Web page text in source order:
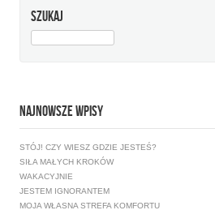
SZUKAJ
SZUKAJ:
NAJNOWSZE WPISY
STÓJ! CZY WIESZ GDZIE JESTEŚ?
SIŁA MAŁYCH KROKÓW
WAKACYJNIE
JESTEM IGNORANTEM
MOJA WŁASNA STREFA KOMFORTU